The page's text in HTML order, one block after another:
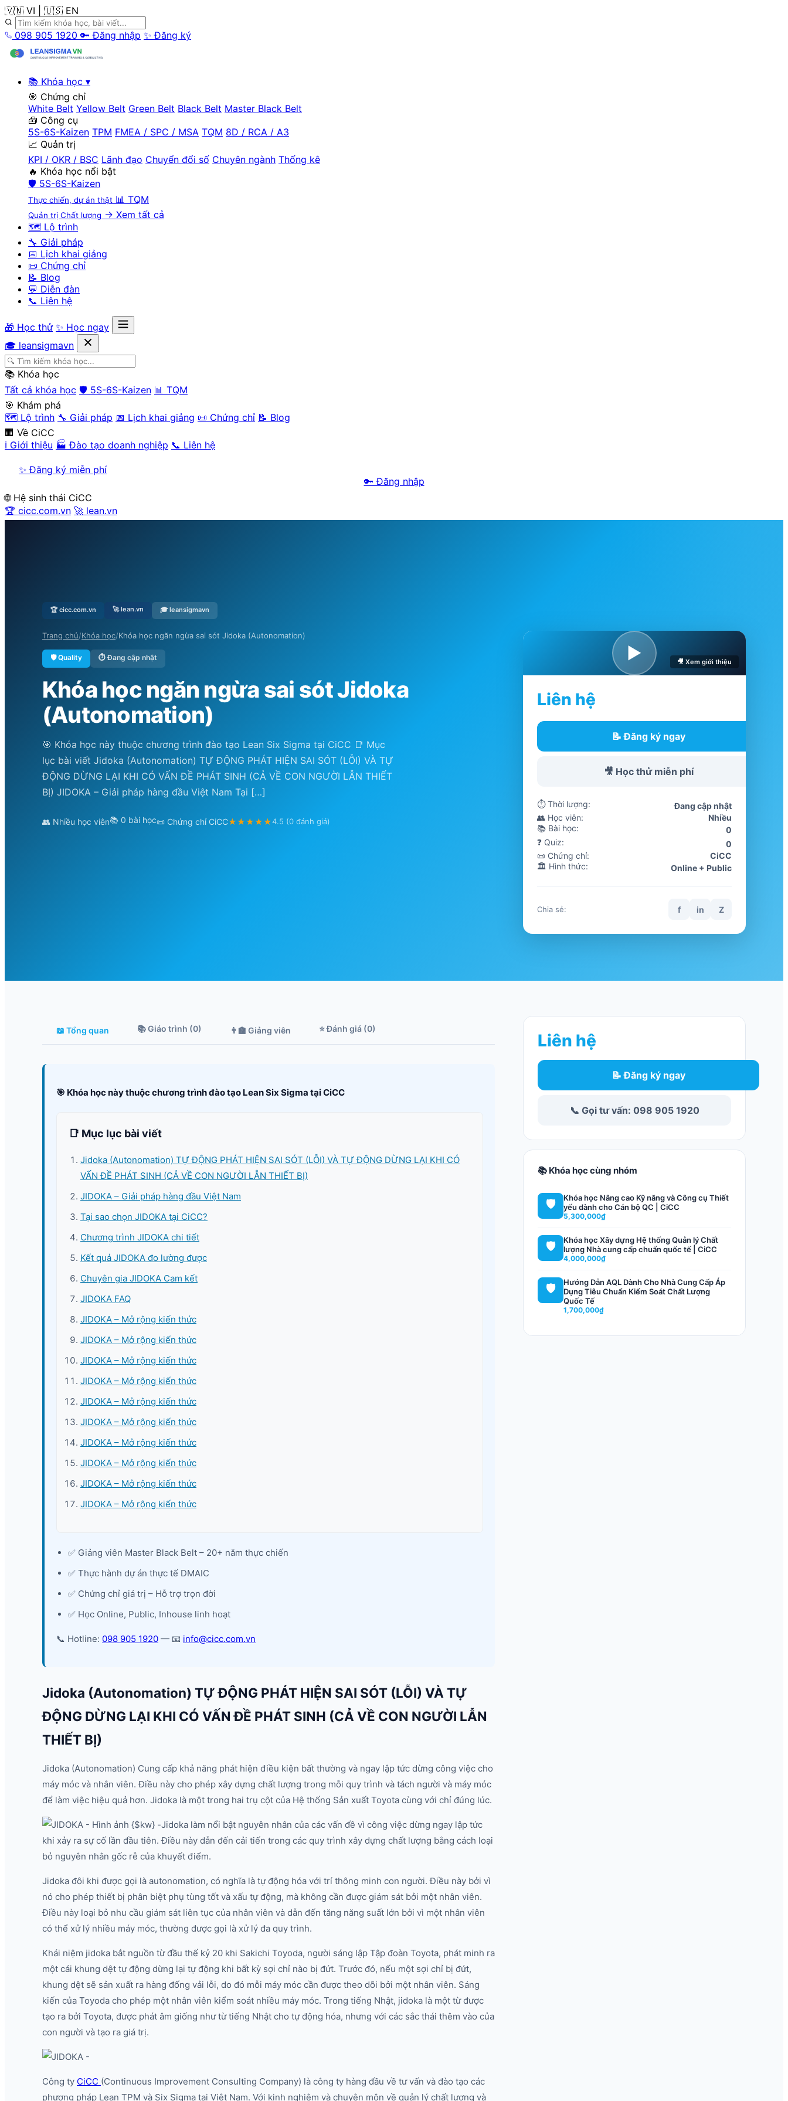
🇻🇳 VI 🇺🇸 EN
098 905 1920 🔑 Đăng nhập ✨ Đăng ký
📚 Khóa học ▾
🎯 Chứng chỉ
White Belt Yellow Belt Green Belt Black Belt Master Black Belt
🧰 Công cụ
5S-6S-Kaizen TPM FMEA / SPC / MSA TQM 8D / RCA / A3
📈 Quản trị
KPI / OKR / BSC Lãnh đạo Chuyển đổi số Chuyên ngành Thống kê
🔥 Khóa học nổi bật
🛡️ 5S-6S-Kaizen
Thực chiến, dự án thật 📊 TQM
Quản trị Chất lượng → Xem tất cả
🗺️ Lộ trình
🔧 Giải pháp
📅 Lịch khai giảng
📜 Chứng chỉ
📝 Blog
💬 Diễn đàn
📞 Liên hệ
🎁 Học thử ✨ Học ngay
🎓 leansigmavn
📚 Khóa học
Tất cả khóa học 🛡️ 5S-6S-Kaizen 📊 TQM
🎯 Khám phá
🗺️ Lộ trình 🔧 Giải pháp 📅 Lịch khai giảng 📜 Chứng chỉ 📝 Blog
🏢 Về CiCC
ℹ️ Giới thiệu 🏭 Đào tạo doanh nghiệp 📞 Liên hệ
✨ Đăng ký miễn phí
🔑 Đăng nhập
🌐 Hệ sinh thái CiCC
🏆 cicc.com.vn 🚀 lean.vn
🏆 cicc.com.vn 🚀 lean.vn 🎓 leansigmavn
Trang chủ/Khóa học/Khóa học ngăn ngừa sai sót Jidoka (Autonomation)
🛡️ Quality ⏱ Đang cập nhật
Khóa học ngăn ngừa sai sót Jidoka
(Autonomation)
🎯 Khóa học này thuộc chương trình đào tạo Lean Six Sigma tại CiCC 📑 Mục
lục bài viết Jidoka (Autonomation) TỰ ĐỘNG PHÁT HIỆN SAI SÓT (LỖI) VÀ TỰ
ĐỘNG DỪNG LẠI KHI CÓ VẤN ĐỀ PHÁT SINH (CẢ VỀ CON NGƯỜI LẪN THIẾT
BỊ) JIDOKA – Giải pháp hàng đầu Việt Nam Tại […]
👥 Nhiều học viên📚 0 bài học📜 Chứng chỉ CiCC★★★★★4.5 (0 đánh giá)
▶ 🎥 Xem giới thiệu
Liên hệ
📝 Đăng ký ngay
🎥 Học thử miễn phí
⏱ Thời lượng:
Đang cập nhật
👥 Học viên:
Nhiều
📚 Bài học:
0
❓ Quiz:
0
📜 Chứng chỉ:
CiCC
🏛️ Hình thức:
Online + Public
Chia sẻ: f in Z
📖 Tổng quan 📚 Giáo trình (0) 👨‍🏫 Giảng viên ⭐ Đánh giá (0)
🎯 Khóa học này thuộc chương trình đào tạo Lean Six Sigma tại CiCC
📑 Mục lục bài viết
Jidoka (Autonomation) TỰ ĐỘNG PHÁT HIỆN SAI SÓT (LỖI) VÀ TỰ ĐỘNG DỪNG LẠI KHI CÓ
VẤN ĐỀ PHÁT SINH (CẢ VỀ CON NGƯỜI LẪN THIẾT BỊ)
JIDOKA – Giải pháp hàng đầu Việt Nam
Tại sao chọn JIDOKA tại CiCC?
Chương trình JIDOKA chi tiết
Kết quả JIDOKA đo lường được
Chuyên gia JIDOKA Cam kết
JIDOKA FAQ
JIDOKA – Mở rộng kiến thức
JIDOKA – Mở rộng kiến thức
JIDOKA – Mở rộng kiến thức
JIDOKA – Mở rộng kiến thức
JIDOKA – Mở rộng kiến thức
JIDOKA – Mở rộng kiến thức
JIDOKA – Mở rộng kiến thức
JIDOKA – Mở rộng kiến thức
JIDOKA – Mở rộng kiến thức
JIDOKA – Mở rộng kiến thức
✅ Giảng viên Master Black Belt – 20+ năm thực chiến
✅ Thực hành dự án thực tế DMAIC
✅ Chứng chỉ giá trị – Hỗ trợ trọn đời
✅ Học Online, Public, Inhouse linh hoạt
📞 Hotline: 098 905 1920 — 📧 info@cicc.com.vn
Jidoka (Autonomation) TỰ ĐỘNG PHÁT HIỆN SAI SÓT (LỖI) VÀ TỰ
ĐỘNG DỪNG LẠI KHI CÓ VẤN ĐỀ PHÁT SINH (CẢ VỀ CON NGƯỜI LẪN
THIẾT BỊ)
Jidoka (Autonomation) Cung cấp khả năng phát hiện điều kiện bất thường và ngay lập tức dừng công việc cho
máy móc và nhân viên. Điều này cho phép xây dựng chất lượng trong mỗi quy trình và tách người và máy móc
để làm việc hiệu quả hơn. Jidoka là một trong hai trụ cột của Hệ thống Sản xuất Toyota cùng với chỉ đúng lúc.
Jidoka làm nổi bật nguyên nhân của các vấn đề vì công việc dừng ngay lập tức
khi xảy ra sự cố lần đầu tiên. Điều này dẫn đến cải tiến trong các quy trình xây dựng chất lượng bằng cách loại
bỏ nguyên nhân gốc rễ của khuyết điểm.
Jidoka đôi khi được gọi là autonomation, có nghĩa là tự động hóa với trí thông minh con người. Điều này bởi vì
nó cho phép thiết bị phân biệt phụ tùng tốt và xấu tự động, mà không cần được giám sát bởi một nhân viên.
Điều này loại bỏ nhu cầu giám sát liên tục của nhân viên và dẫn đến tăng năng suất lớn bởi vì một nhân viên
có thể xử lý nhiều máy móc, thường được gọi là xử lý đa quy trình.
Khái niệm jidoka bắt nguồn từ đầu thế kỷ 20 khi Sakichi Toyoda, người sáng lập Tập đoàn Toyota, phát minh ra
một cái khung dệt tự động dừng lại tự động khi bất kỳ sợi chỉ nào bị đứt. Trước đó, nếu một sợi chỉ bị đứt,
khung dệt sẽ sản xuất ra hàng đống vải lỗi, do đó mỗi máy móc cần được theo dõi bởi một nhân viên. Sáng
kiến ​​của Toyoda cho phép một nhân viên kiểm soát nhiều máy móc. Trong tiếng Nhật, jidoka là một từ được
tạo ra bởi Toyota, được phát âm giống như từ tiếng Nhật cho tự động hóa, nhưng với các sắc thái thêm vào của
con người và tạo ra giá trị.
Công ty CiCC (Continuous Improvement Consulting Company) là công ty hàng đầu về tư vấn và đào tạo các
phương pháp Lean TPM và Six Sigma tại Việt Nam. Với kinh nghiệm và chuyên môn về quản lý chất lượng và
Liên hệ
📝 Đăng ký ngay
📞 Gọi tư vấn: 098 905 1920
📚 Khóa học cùng nhóm
🛡️
Khóa học Nâng cao Kỹ năng và Công cụ Thiết
yếu dành cho Cán bộ QC | CiCC
5,300,000₫
🛡️
Khóa học Xây dựng Hệ thống Quản lý Chất
lượng Nhà cung cấp chuẩn quốc tế | CiCC
4,000,000₫
🛡️
Hướng Dẫn AQL Dành Cho Nhà Cung Cấp Áp
Dụng Tiêu Chuẩn Kiểm Soát Chất Lượng
Quốc Tế
1,700,000₫